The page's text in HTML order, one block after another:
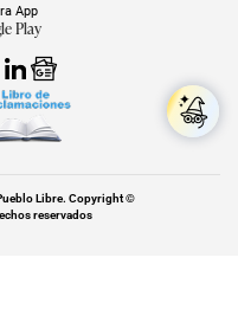
App
Play
Libre. Copyright ©
reservados